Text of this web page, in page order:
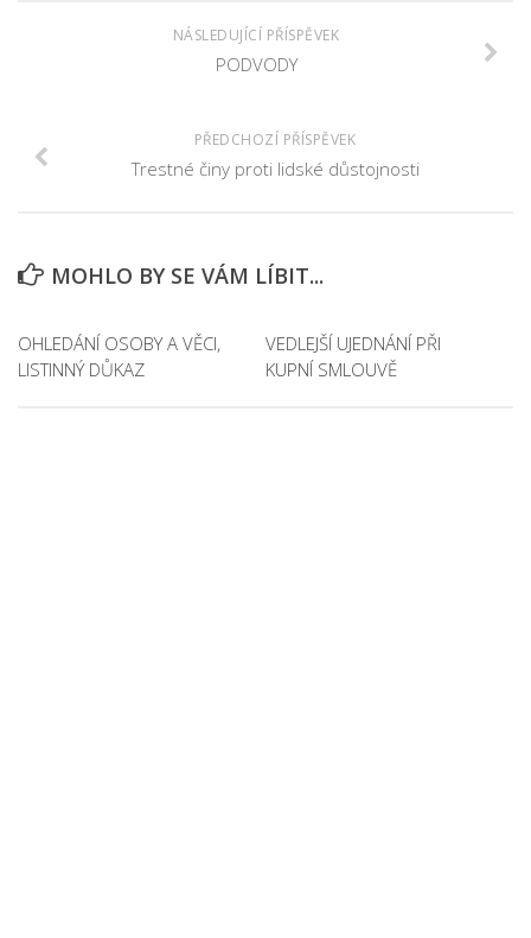
NÁSLEDUJÍCÍ PŘÍSPĚVEK
PODVODY
PŘEDCHOZÍ PŘÍSPĚVEK
Trestné činy proti lidské důstojnosti
MOHLO BY SE VÁM LÍBIT...
OHLEDÁNÍ OSOBY A VĚCI,
LISTINNÝ DŮKAZ
VEDLEJŠÍ UJEDNÁNÍ PŘI
KUPNÍ SMLOUVĚ